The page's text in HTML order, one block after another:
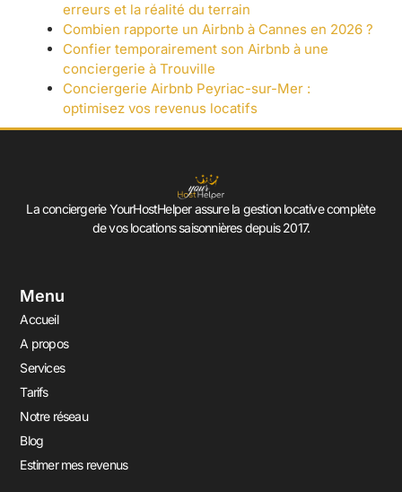
erreurs et la réalité du terrain
Combien rapporte un Airbnb à Cannes en 2026 ?
Confier temporairement son Airbnb à une
conciergerie à Trouville
Conciergerie Airbnb Peyriac-sur-Mer :
optimisez vos revenus locatifs
La conciergerie YourHostHelper assure la gestion locative complète
de vos locations saisonnières depuis 2017.
Menu
Accueil
A propos
Services
Tarifs
Notre réseau
Blog
Estimer mes revenus